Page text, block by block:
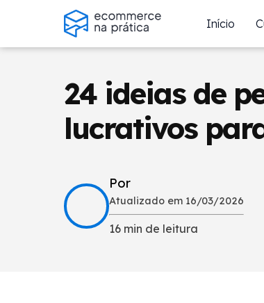
Início
24 ideias de
lucrativos
Por
Atualizado em 16/03/2026
16 min de leitura